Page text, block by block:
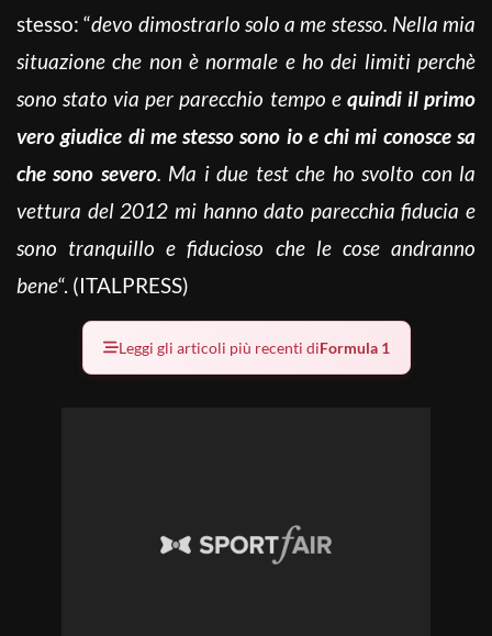
stesso: “devo dimostrarlo solo a me stesso. Nella mia
situazione che non è normale e ho dei limiti perchè
sono stato via per parecchio tempo e quindi il primo
vero giudice di me stesso sono io e chi mi conosce sa
che sono severo. Ma i due test che ho svolto con la
vettura del 2012 mi hanno dato parecchia fiducia e
sono tranquillo e fiducioso che le cose andranno
bene“. (ITALPRESS)
Leggi gli articoli più recenti diFormula 1